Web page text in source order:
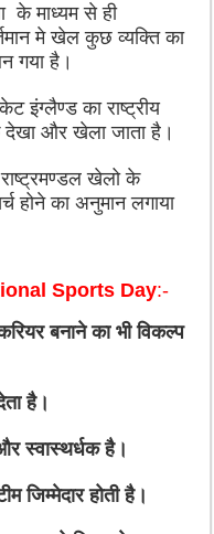
के माध्यम से ही
मे खेल कुछ व्यक्ति का
गया है।
इंग्लैण्ड का राष्ट्रीय
देखा और खेला जाता है।
खेलो के
होने का अनुमान लगाया
Sports Day:-
बनाने का भी विकल्प
है।
स्वास्थर्धक है।
जिम्मेदार होती है।